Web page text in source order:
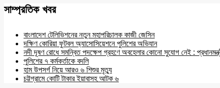
সাম্প্রতিক খবর
বাংলাদেশ টেলিভিশনের নতুন মহাপরিচালক কাজী জেসিন
দক্ষিণ কোরিয়া ফুটবল অ্যাসোসিয়েশনে পুলিশের অভিযান
নদী দূষণ রোধে সমন্বিত পদক্ষেপ গ্রহণে অবহেলার কোনো সুযোগ নেই :
পুলিশের ৭ কর্মকর্তাকে বদলি
হাম উপসর্গ নিয়ে আরও ৬ শিশুর মৃত্যু
চট্টগ্রামে কোটি টাকার ইয়াবাসহ আটক ৬